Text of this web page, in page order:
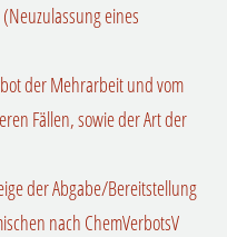
eines
der Mehrarbeit und vom
Fällen, sowie der Art der
der Abgabe/Bereitstellung
nach ChemVerbotsV